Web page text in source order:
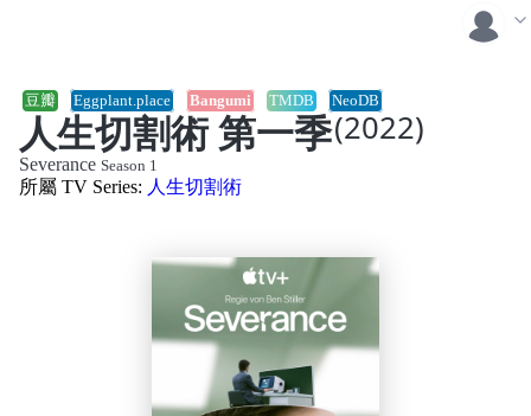
人生切割術 第一季 (2022)
豆瓣 Eggplant.place Bangumi TMDB NeoDB
Severance Season 1
所屬 TV Series: 人生切割術